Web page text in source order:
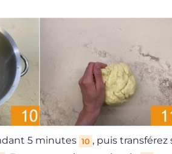
5 minutes 10 , puis